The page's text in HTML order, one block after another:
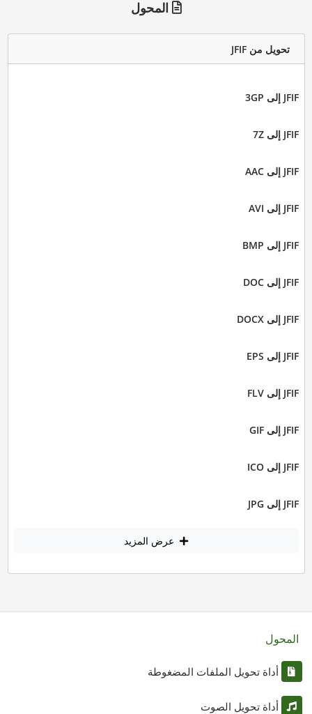
المحول
تحويل من JFIF
JFIF إلى 3GP
JFIF إلى 7Z
JFIF إلى AAC
JFIF إلى AVI
JFIF إلى BMP
JFIF إلى DOC
JFIF إلى DOCX
JFIF إلى EPS
JFIF إلى FLV
JFIF إلى GIF
JFIF إلى ICO
JFIF إلى JPG
عرض المزيد
المحول
أداة تحويل الملفات المضغوطة
أداة تحويل الصوت